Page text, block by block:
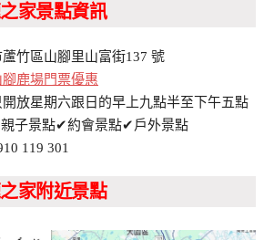
家景點資訊
竹區山腳里山富街137 號
腳鹿場門票優惠
開放星期六跟日的早上九點半至下午五點
子景點✔約會景點✔戶外景點
119 301
家附近景點